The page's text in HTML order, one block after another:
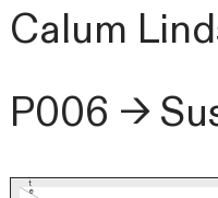
Calum
P006 →